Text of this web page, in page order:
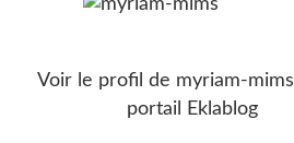
Voir le profil de myriam-mims
portail Eklablog